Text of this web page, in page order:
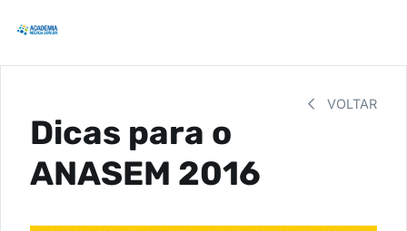
VOLTAR
Dicas para o
ANASEM 2016